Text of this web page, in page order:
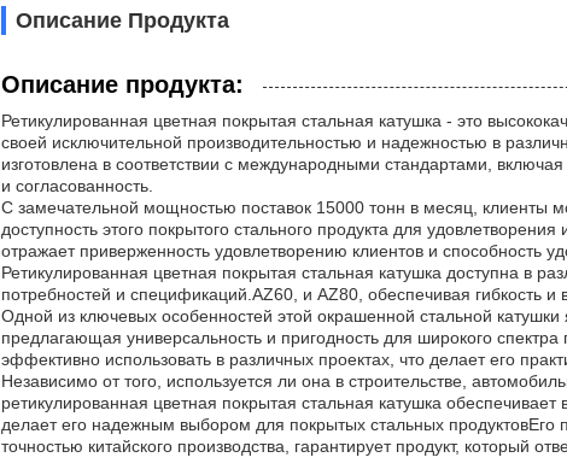
Описание Продукта
Описание продукта:
Ретикулированная цветная покрытая стальная катушка - это
своей исключительной производительностью и надежностью в
изготовлена в соответствии с международными стандартами,
и согласованность.
С замечательной мощностью поставок 15000 тонн в месяц, клиенты
доступность этого покрытого стального продукта для
отражает приверженность удовлетворению клиентов и способность
Ретикулированная цветная покрытая стальная катушка доступна в
потребностей и спецификаций.AZ60, и AZ80, обеспечивая гибкость и
Одной из ключевых особенностей этой окрашенной стальной
предлагающая универсальность и пригодность для широкого
эффективно использовать в различных проектах, что делает его
Независимо от того, используется ли она в строительстве,
ретикулированная цветная покрытая стальная катушка
делает его надежным выбором для покрытых стальных продуктовЕго
точностью китайского производства, гарантирует продукт, который